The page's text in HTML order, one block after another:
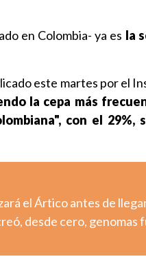
en Colombia- ya es la
este martes por el
la cepa más
con el 29%,
el Ártico antes de
desde cero, genomas